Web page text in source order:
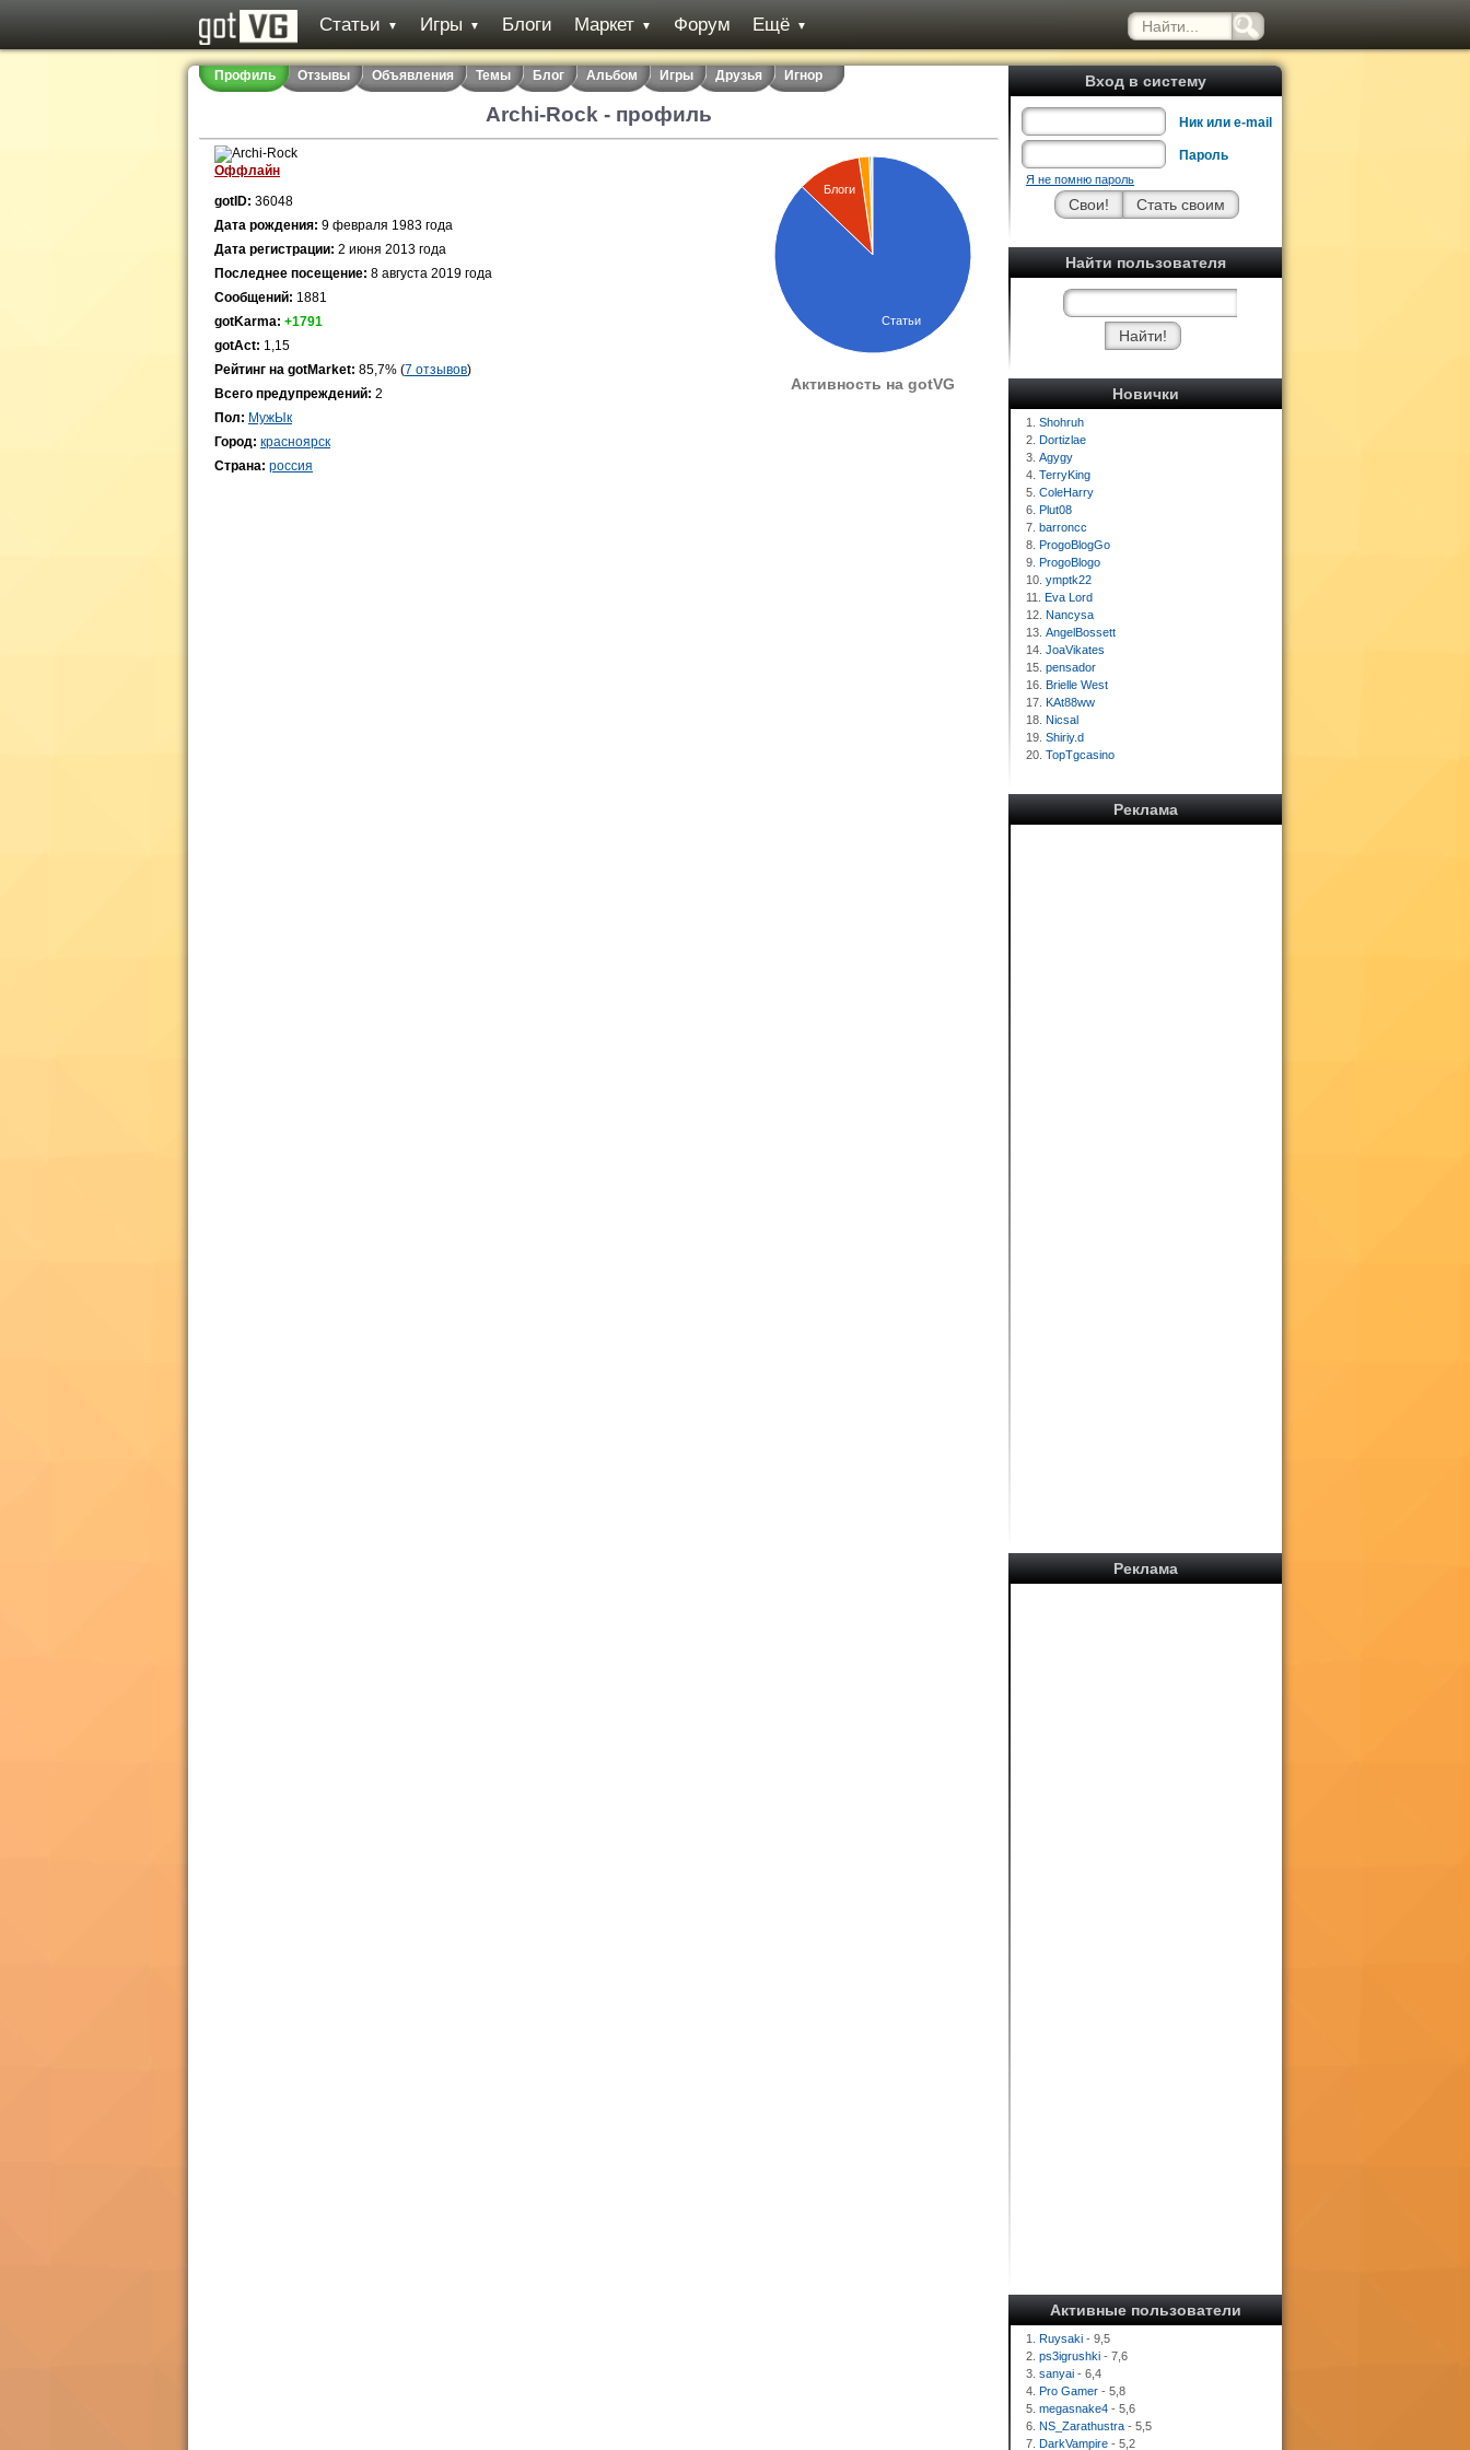
Статьи ▼ Игры ▼ Блоги Маркет ▼ Форум Ещё ▼
Вход в систему
Ник или e-mail
Пароль
Я не помню пароль
Найти пользователя
Новички
1. Shohruh
2. Dortizlae
3. Agygy
4. TerryKing
5. ColeHarry
6. Plut08
7. barroncc
8. ProgoBlogGo
9. ProgoBlogo
10. ymptk22
11. Eva Lord
12. Nancysa
13. AngelBossett
14. JoaVikates
15. pensador
16. Brielle West
17. KAt88ww
18. Nicsal
19. Shiriy.d
20. TopTgcasino
Реклама
Реклама
Активные пользователи
1. Ruysaki - 9,5
2. ps3igrushki - 7,6
3. sanyai - 6,4
4. Pro Gamer - 5,8
5. megasnake4 - 5,6
6. NS_Zarathustra - 5,5
7. DarkVampire - 5,2
Профиль Отзывы Объявления Темы Блог Альбом Игры Друзья Игнор
Archi-Rock - профиль
Блоги
Статьи
Активность на gotVG
Оффлайн
gotID: 36048
Дата рождения: 9 февраля 1983 года
Дата регистрации: 2 июня 2013 года
Последнее посещение: 8 августа 2019 года
Сообщений: 1881
gotKarma: +1791
gotAct: 1,15
Рейтинг на gotMarket: 85,7% (7 отзывов)
Всего предупреждений: 2
Пол: МужЫк
Город: красноярск
Страна: россия